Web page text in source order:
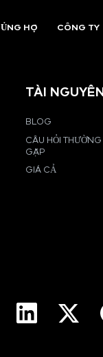
ỦNG HỘ CÔNG TY
TÀI NGUYÊN
BLOG
CÂU HỎI THƯỜNG
GẶP
GIÁ CẢ